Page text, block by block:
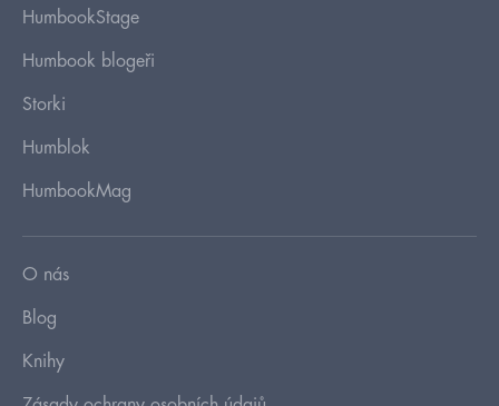
HumbookStage
Humbook blogeři
Storki
Humblok
HumbookMag
O nás
Blog
Knihy